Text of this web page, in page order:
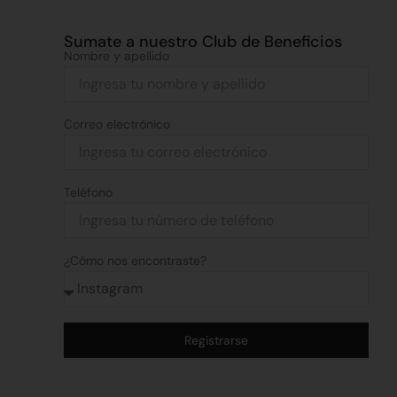
Sumate a nuestro Club de Beneficios
Nombre y apellido
Correo electrónico
Teléfono
¿Cómo nos encontraste?
Registrarse